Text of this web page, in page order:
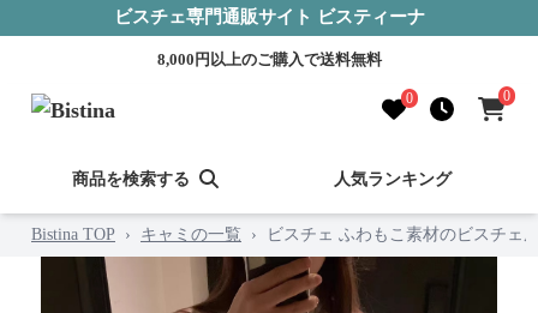
ビスチェ専門通販サイト ビスティーナ
8,000円以上のご購入で送料無料
0 0
商品を検索する 人気ランキング
Bistina TOP › キャミの一覧 › ビスチェ ふわもこ素材のビスチェ